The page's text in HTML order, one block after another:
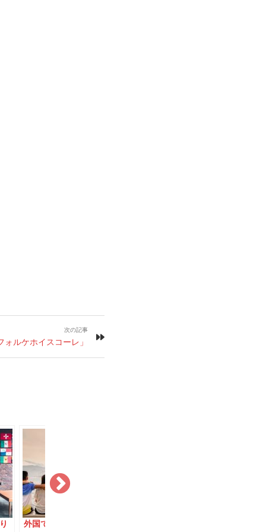
次の記事
ルケホイスコーレ」
高校卒業を祝う伝統行